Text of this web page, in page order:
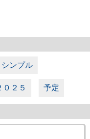
シンプル
０２５ 予定